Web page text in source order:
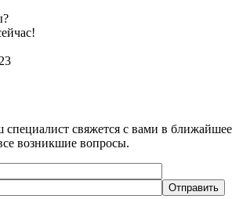
специалист свяжется с вами в ближайшее
возникшие вопросы.